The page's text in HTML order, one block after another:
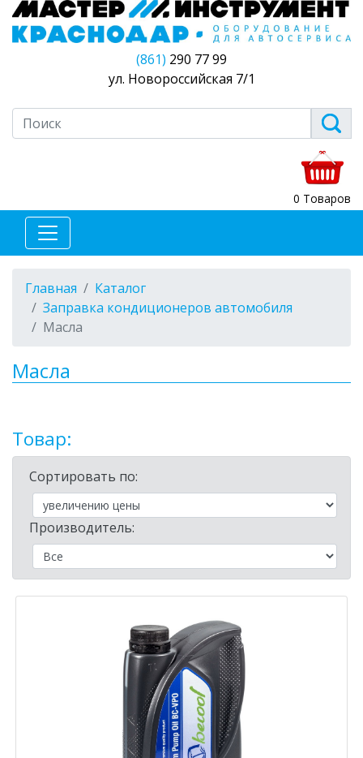
(861) 290 77 99
ул. Новороссийская 7/1
0 Товаров
Главная
Каталог
Заправка кондиционеров автомобиля
Масла
Масла
Товар:
Сортировать по:
Производитель: